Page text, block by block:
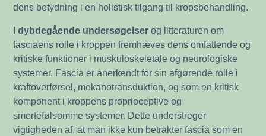
dens betydning i en holistisk tilgang til kropsbehandling.
I dybdegående undersøgelser og litteraturen om
fasciaens rolle i kroppen fremhæves dens omfattende og
kritiske funktioner i muskuloskeletale og neurologiske
systemer. Fascia er anerkendt for sin afgørende rolle i
kraftoverførsel, mekanotransduktion, og som en kritisk
komponent i kroppens proprioceptive og
smertefølsomme systemer. Dette understreger
vigtigheden af, at man ikke kun betrakter fascia som en